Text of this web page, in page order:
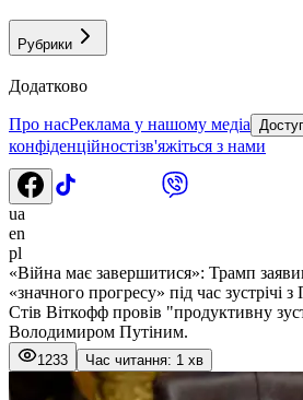
Рубрики
Додатково
Про насРеклама у нашому медіа
конфіденційностізв'яжіться з нами
ua
en
pl
«Війна має завершитися»: Трамп
«значного прогресу» під час зустрічі
Стів Віткофф провів "продуктивну
Володимиром Путіним.
1233 Час читання: 1 хв